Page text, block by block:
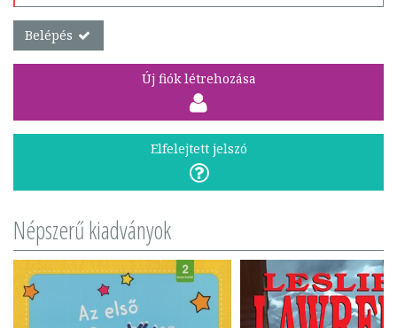
Belépés
Új fiók létrehozása
Elfelejtett jelszó
Népszerű kiadványok